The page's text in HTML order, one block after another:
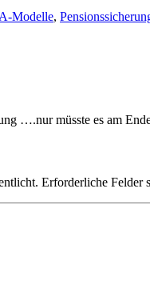
Modelle,
….nur müsste es am
Erforderliche Felder